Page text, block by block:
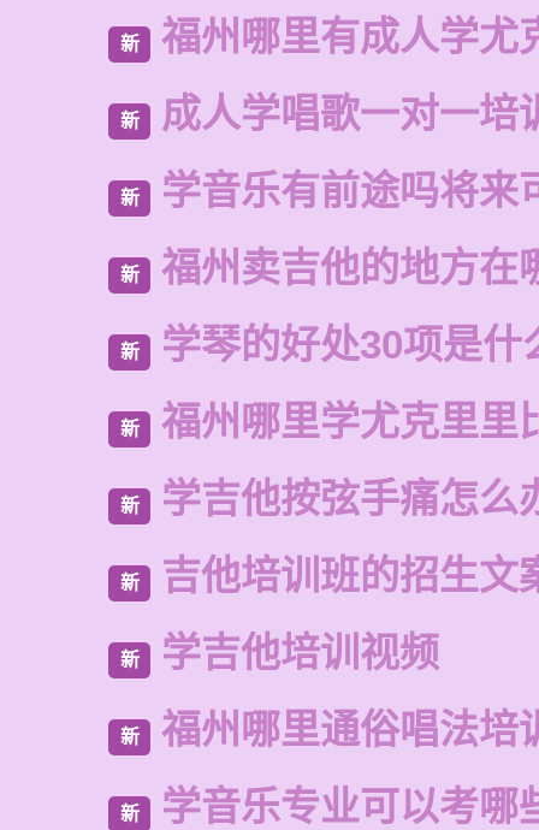
新 福州哪里有成人学尤
新 成人学唱歌一对一培
新 学音乐有前途吗将来
新 福州卖吉他的地方在
新 学琴的好处30项是什
新 福州哪里学尤克里里
新 学吉他按弦手痛怎么
新 吉他培训班的招生文
新 学吉他培训视频
新 福州哪里通俗唱法培
新 学音乐专业可以考哪